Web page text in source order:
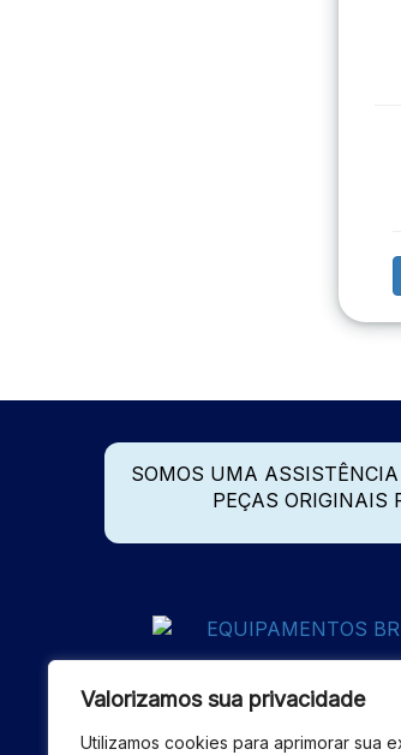
Valorizamos sua privacidade
Utilizamos cookies para aprimorar sua
SOMOS UMA
PEÇAS ORIGINAIS